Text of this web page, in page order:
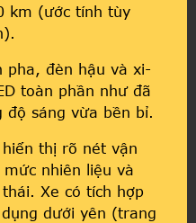
km (ước tính tùy
pha, đèn hậu và xi-
toàn phần như đã
sáng vừa bền bỉ.
hiển thị rõ nét vận
nhiên liệu và
Xe có tích hợp
dưới yên (trang